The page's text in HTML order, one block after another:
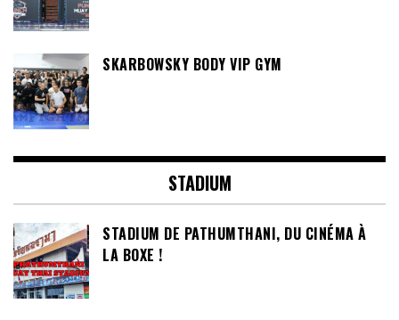
SKARBOWSKY BODY VIP GYM
STADIUM
STADIUM DE PATHUMTHANI, DU CINÉMA À
LA BOXE !